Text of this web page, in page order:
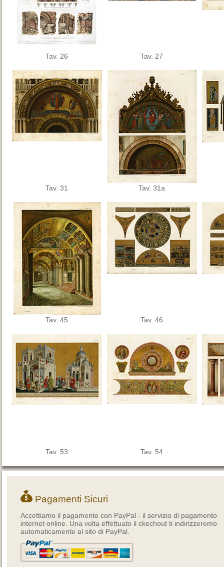
Tav. 26 Tav. 27
Tav. 31 Tav. 31a
Tav. 45 Tav. 46
Tav. 53 Tav. 54
Pagamenti Sicuri
Accettiamo il pagamento con PayPal - il servizio di pagamento
internet online. Una volta effettuato il ckechout ti indirizzeremo
automaticamente al sito di PayPal.